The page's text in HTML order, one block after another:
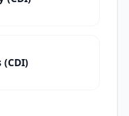
(CDI)